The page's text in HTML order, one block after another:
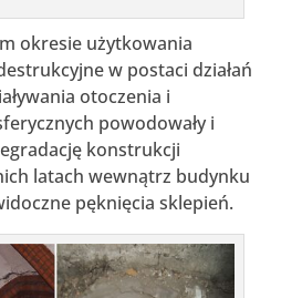
okresie użytkowania
w postaci działań
otoczenia i
powodowały i
konstrukcji
latach wewnątrz budynku
pęknięcia sklepień.